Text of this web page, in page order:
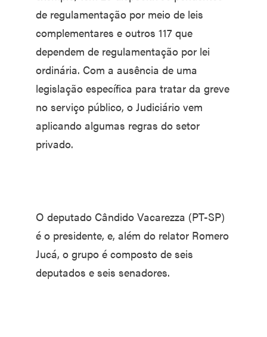
de regulamentação por meio de leis
complementares e outros 117 que
dependem de regulamentação por lei
ordinária. Com a ausência de uma
legislação específica para tratar da greve
no serviço público, o Judiciário vem
aplicando algumas regras do setor
privado.
O deputado Cândido Vacarezza (PT-SP)
é o presidente, e, além do relator Romero
Jucá, o grupo é composto de seis
deputados e seis senadores.